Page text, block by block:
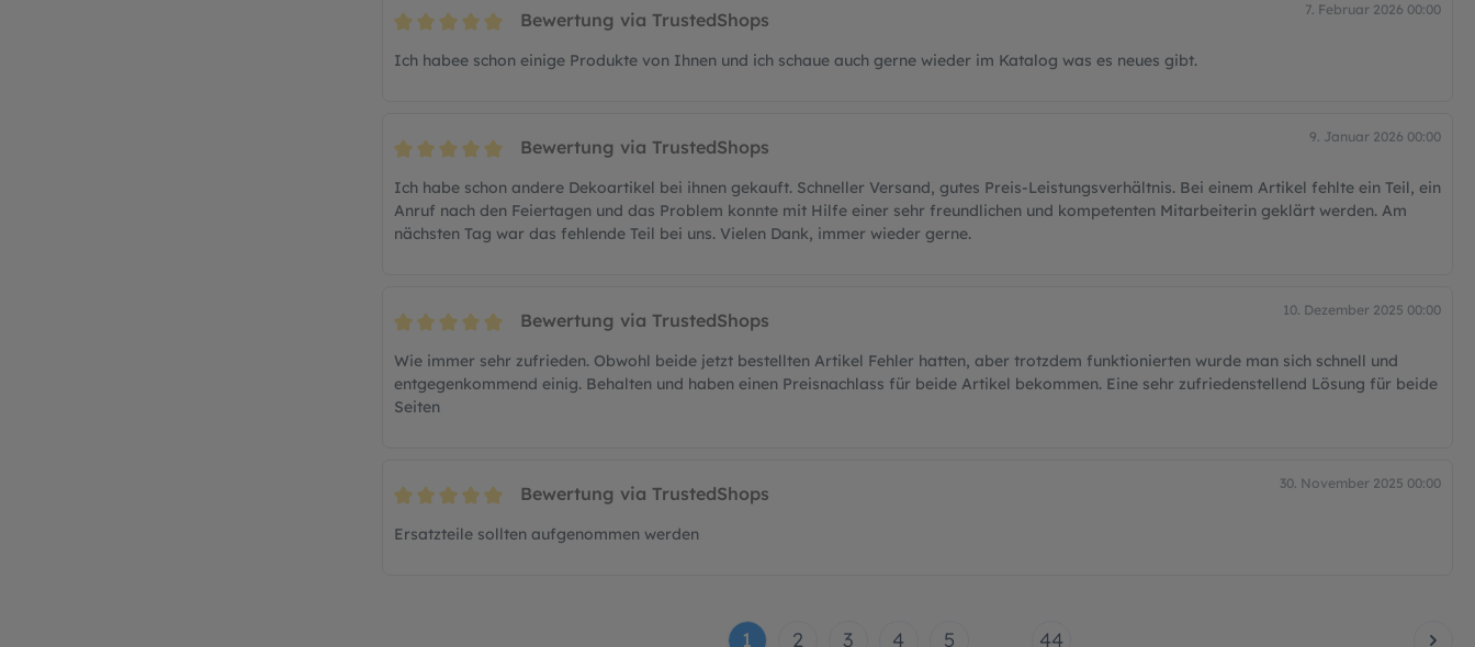
7. Februar 2026 00:00
Bewertung via TrustedShops
Ich habee schon einige Produkte von Ihnen und ich schaue auch gerne wieder im Katalog was es neues gibt.
9. Januar 2026 00:00
Bewertung via TrustedShops
Ich habe schon andere Dekoartikel bei ihnen gekauft. Schneller Versand, gutes Preis-Leistungsverhältnis. Bei einem Artikel fehlte ein Teil, ein
Anruf nach den Feiertagen und das Problem konnte mit Hilfe einer sehr freundlichen und kompetenten Mitarbeiterin geklärt werden. Am
nächsten Tag war das fehlende Teil bei uns. Vielen Dank, immer wieder gerne.
10. Dezember 2025 00:00
Bewertung via TrustedShops
Wie immer sehr zufrieden. Obwohl beide jetzt bestellten Artikel Fehler hatten, aber trotzdem funktionierten wurde man sich schnell und
entgegenkommend einig. Behalten und haben einen Preisnachlass für beide Artikel bekommen. Eine sehr zufriedenstellend Lösung für beide
Seiten
30. November 2025 00:00
Bewertung via TrustedShops
Ersatzteile sollten aufgenommen werden
1 2 3 4 5 44